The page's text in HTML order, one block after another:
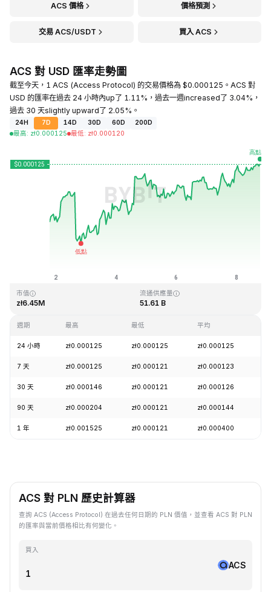
ACS 價格 價格預測
交易 ACS/USDT 買入 ACS
ACS 對 USD 匯率走勢圖
截至今天，1 ACS (Access Protocol) 的交易價格為 $0.000125。ACS 對
USD 的匯率在過去 24 小時內up了 1.11%，過去一週increased了 3.04%，
過去 30 天slightly upward了 2.05%。
24H 7D 14D 30D 60D
200D
最高: zł0.000125 最低: zł0.000120
最近更新時間：2026-08-08 18:36 (GMT+0)
zł0.026879 zł0.000119
市值
zł6.45M
流通供應量
51.61 B
週期 最高 最低 平均
24 小時 zł0.000125 zł0.000125 zł0.000125
7 天 zł0.000125 zł0.000121 zł0.000123
30 天 zł0.000146 zł0.000121 zł0.000126
90 天 zł0.000204 zł0.000121 zł0.000144
1 年 zł0.001525 zł0.000121 zł0.000400
ACS 對 PLN 歷史計算器
查詢 ACS (Access Protocol) 在過去任何日期的 PLN 價值，並查看 ACS 對 PLN
的匯率與當前價格相比有何變化。
買入
ACS